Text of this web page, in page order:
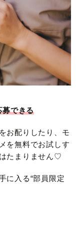
募できる
お配りしたり、モ
を無料でお試しす
たまりません♡
に入る“部員限定